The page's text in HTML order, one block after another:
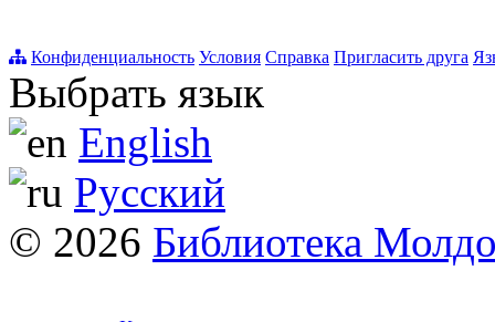
Конфиденциальность Условия Справка Пригласить друга
Выбрать язык
English
Русский
© 2026 Библиотека